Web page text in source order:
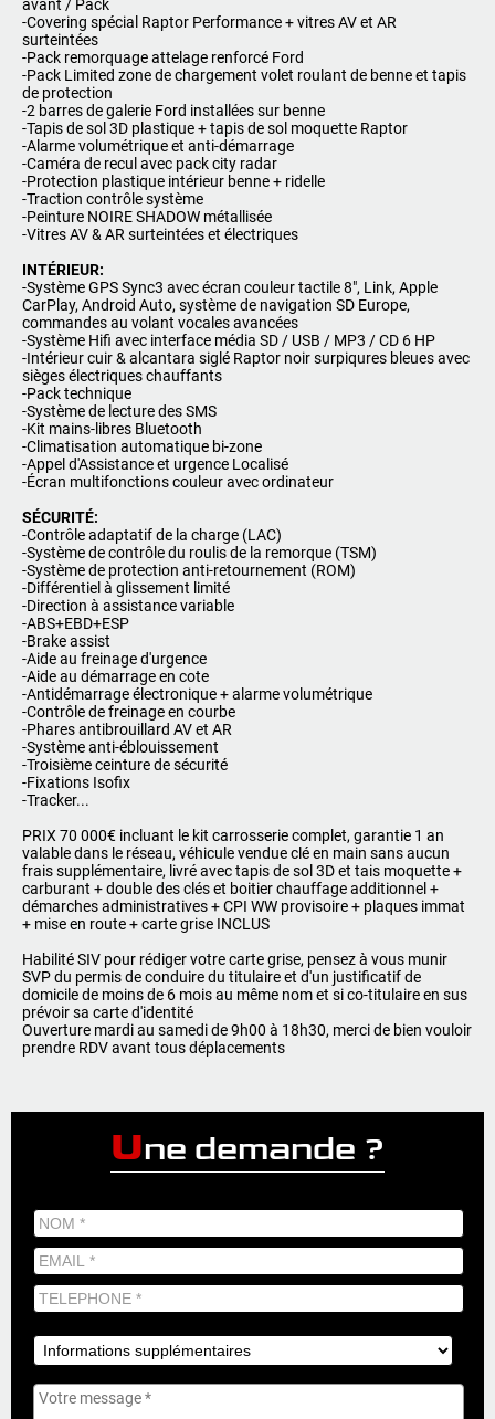
avant / Pack
-Covering spécial Raptor Performance + vitres AV et AR
surteintées
-Pack remorquage attelage renforcé Ford
-Pack Limited zone de chargement volet roulant de benne et tapis
de protection
-2 barres de galerie Ford installées sur benne
-Tapis de sol 3D plastique + tapis de sol moquette Raptor
-Alarme volumétrique et anti-démarrage
-Caméra de recul avec pack city radar
-Protection plastique intérieur benne + ridelle
-Traction contrôle système
-Peinture NOIRE SHADOW métallisée
-Vitres AV & AR surteintées et électriques
INTÉRIEUR:
-Système GPS Sync3 avec écran couleur tactile 8", Link, Apple
CarPlay, Android Auto, système de navigation SD Europe,
commandes au volant vocales avancées
-Système Hifi avec interface média SD / USB / MP3 / CD 6 HP
-Intérieur cuir & alcantara siglé Raptor noir surpiqures bleues avec
sièges électriques chauffants
-Pack technique
-Système de lecture des SMS
-Kit mains-libres Bluetooth
-Climatisation automatique bi-zone
-Appel d'Assistance et urgence Localisé
-Écran multifonctions couleur avec ordinateur
SÉCURITÉ:
-Contrôle adaptatif de la charge (LAC)
-Système de contrôle du roulis de la remorque (TSM)
-Système de protection anti-retournement (ROM)
-Différentiel à glissement limité
-Direction à assistance variable
-ABS+EBD+ESP
-Brake assist
-Aide au freinage d'urgence
-Aide au démarrage en cote
-Antidémarrage électronique + alarme volumétrique
-Contrôle de freinage en courbe
-Phares antibrouillard AV et AR
-Système anti-éblouissement
-Troisième ceinture de sécurité
-Fixations Isofix
-Tracker...
PRIX 70 000€ incluant le kit carrosserie complet, garantie 1 an
valable dans le réseau, véhicule vendue clé en main sans aucun
frais supplémentaire, livré avec tapis de sol 3D et tais moquette +
carburant + double des clés et boitier chauffage additionnel +
démarches administratives + CPI WW provisoire + plaques immat
+ mise en route + carte grise INCLUS
Habilité SIV pour rédiger votre carte grise, pensez à vous munir
SVP du permis de conduire du titulaire et d'un justificatif de
domicile de moins de 6 mois au même nom et si co-titulaire en sus
prévoir sa carte d'identité
Ouverture mardi au samedi de 9h00 à 18h30, merci de bien vouloir
prendre RDV avant tous déplacements
Une demande ?